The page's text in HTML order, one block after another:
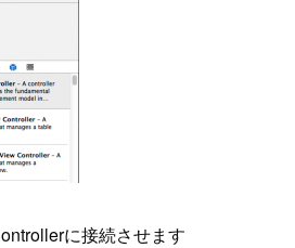
に接続させます